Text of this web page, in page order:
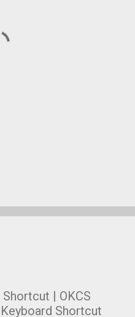
| OKCS
Shortcut